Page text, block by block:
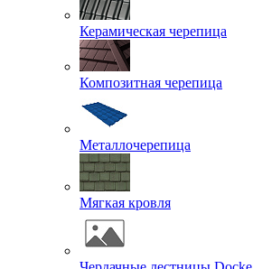
Керамическая черепица
Композитная черепица
Металлочерепица
Мягкая кровля